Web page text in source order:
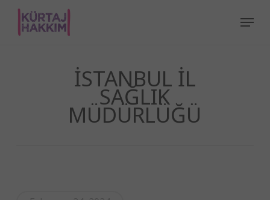
Skip
main
Menu
İSTANBUL İL
SAĞLIK
MÜDÜRLÜĞÜ